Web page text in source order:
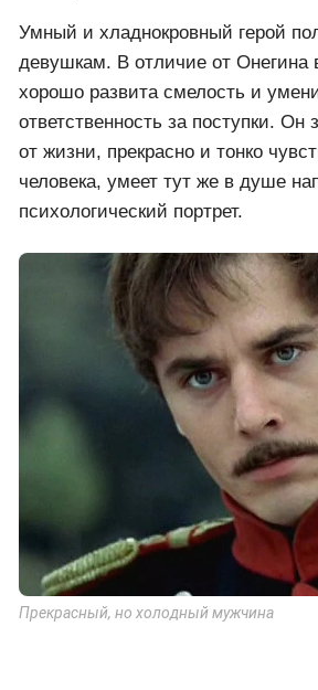
Умный и хладнокровный герой
девушкам. В отличие от Онегина
хорошо развита смелость и
ответственность за поступки. Он
от жизни, прекрасно и тонко
человека, умеет тут же в душе
психологический портрет.
Прекрасный, но холодный мужчина